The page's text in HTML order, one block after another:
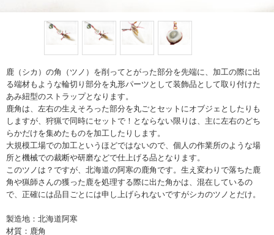
鹿（シカ）の角（ツノ）を削ってとがった部分を先端に、加工の際に出
る端材もような輪切り部分を丸形パーツとして装飾品として取り付けた
あみ紐型のストラップとなります。
鹿角は、左右の生えそろった部分を丸ごとセットにオブジェとしたりも
しますが、狩猟で同時にセットで！とならない限りは、主に左右のどち
らかだけを集めたものを加工したりします。
大規模工場での加工というほどではないので、個人の作業所のような場
所と機械での裁断や研磨などで仕上げる品となります。
このツノは？ですが、北海道の阿寒の鹿角です。生え変わりで落ちた鹿
角や猟師さんの獲った鹿を処理する際に出た角かは、混在しているの
で、正確には品目ごとには申し上げられないですがシカのツノとだけ。
製造地：北海道阿寒
材質：鹿角